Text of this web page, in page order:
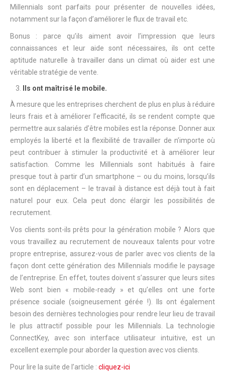
Millennials sont parfaits pour présenter de nouvelles idées,
notamment sur la façon d’améliorer le flux de travail etc.
Bonus : parce qu’ils aiment avoir l’impression que leurs
connaissances et leur aide sont nécessaires, ils ont cette
aptitude naturelle à travailler dans un climat où aider est une
véritable stratégie de vente.
Ils ont maîtrisé le mobile.
À mesure que les entreprises cherchent de plus en plus à réduire
leurs frais et à améliorer l’efficacité, ils se rendent compte que
permettre aux salariés d’être mobiles est la réponse. Donner aux
employés la liberté et la flexibilité de travailler de n’importe où
peut contribuer à stimuler la productivité et à améliorer leur
satisfaction. Comme les Millennials sont habitués à faire
presque tout à partir d’un smartphone – ou du moins, lorsqu’ils
sont en déplacement – le travail à distance est déjà tout à fait
naturel pour eux. Cela peut donc élargir les possibilités de
recrutement.
Vos clients sont-ils prêts pour la génération mobile ? Alors que
vous travaillez au recrutement de nouveaux talents pour votre
propre entreprise, assurez-vous de parler avec vos clients de la
façon dont cette génération des Millennials modifie le paysage
de l’entreprise. En effet, toutes doivent s’assurer que leurs sites
Web sont bien « mobile-ready » et qu’elles ont une forte
présence sociale (soigneusement gérée !). Ils ont également
besoin des dernières technologies pour rendre leur lieu de travail
le plus attractif possible pour les Millennials. La technologie
ConnectKey, avec son interface utilisateur intuitive, est un
excellent exemple pour aborder la question avec vos clients.
Pour lire la suite de l’article : cliquez-ici